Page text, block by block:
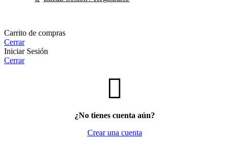
Carrito de compras
Cerrar
Iniciar Sesión
Cerrar
¿No tienes cuenta aún?
Crear una cuenta